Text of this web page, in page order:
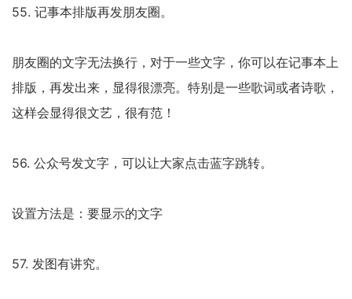
55. 记事本排版再发朋友圈。
朋友圈的文字无法换行，对于一些文字，你可以在记事本上
排版，再发出来，显得很漂亮。特别是一些歌词或者诗歌，
这样会显得很文艺，很有范！
56. 公众号发文字，可以让大家点击蓝字跳转。
设置方法是：要显示的文字
57. 发图有讲究。